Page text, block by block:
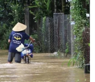
Hạ viện Pháp
hòa Tiến bước
Macron và các
vang dội với